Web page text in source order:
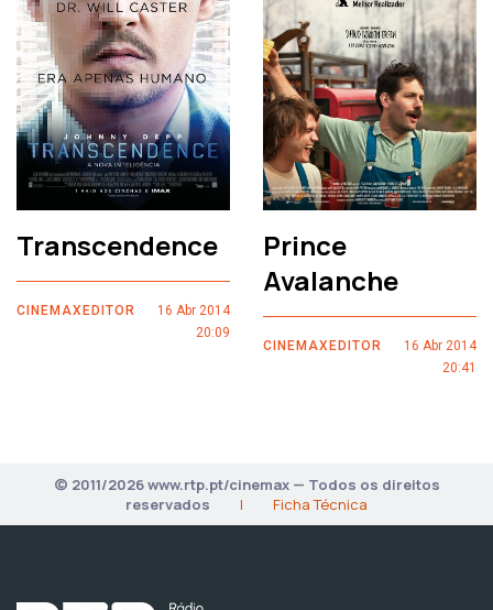
Transcendence
CINEMAXEDITOR
16 Abr 2014
20:09
Prince
Avalanche
CINEMAXEDITOR
16 Abr 2014
20:41
© 2011/2026 www.rtp.pt/cinemax — Todos os direitos
reservados
| Ficha Técnica